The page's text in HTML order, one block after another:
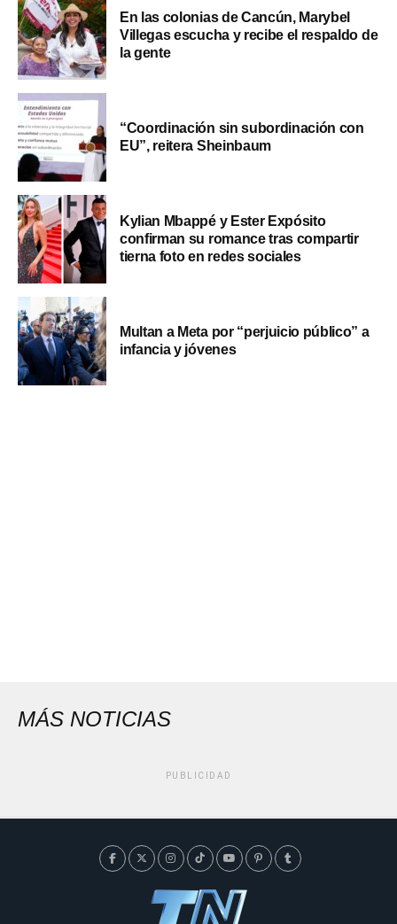
En las colonias de Cancún, Marybel
Villegas escucha y recibe el respaldo de
la gente
“Coordinación sin subordinación con
EU”, reitera Sheinbaum
Kylian Mbappé y Ester Expósito
confirman su romance tras compartir
tierna foto en redes sociales
Multan a Meta por “perjuicio público” a
infancia y jóvenes
MÁS NOTICIAS
PUBLICIDAD